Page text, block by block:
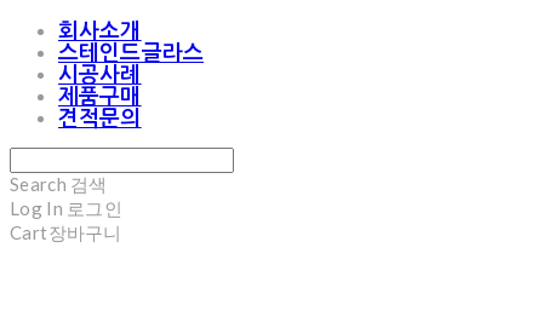
회사소개
스테인드글라스
시공사례
제품구매
견적문의
Search 검색
Log In 로그인
Cart장바구니